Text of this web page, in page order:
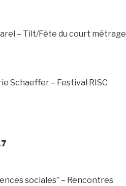
– Tilt/Fête du court métrage
Schaeffer – Festival RISC
sociales” – Rencontres